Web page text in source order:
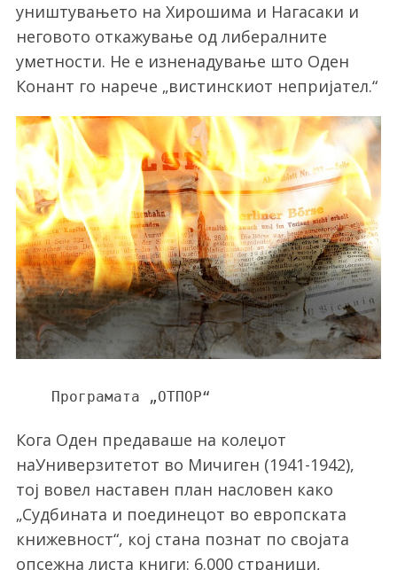
уништувањето на Хирошима и Нагасаки и
неговото откажување од либералните
уметности. Не е изненадување што Оден
Конант го нарече „вистинскиот непријател.“
Програмата „ОТПОР“
Кога Оден предаваше на колеџот
наУниверзитетот во Мичиген (1941-1942),
тој вовел наставен план насловен како
„Судбината и поединецот во европската
книжевност“, кој стана познат по својата
опсежна листа книги: 6.000 страници,